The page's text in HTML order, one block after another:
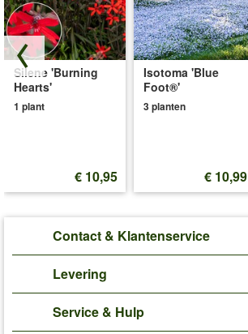
Silene 'Burning
Hearts'
1 plant
€ 10,95
Isotoma 'Blue
Foot®'
3 planten
€ 10,99
Contact & Klantenservice
Levering
Service & Hulp